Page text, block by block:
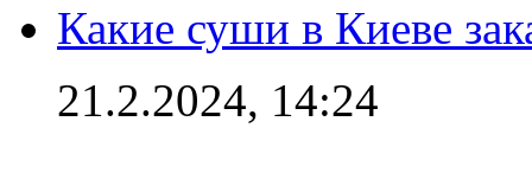
Какие суши в Киеве
21.2.2024, 14:24